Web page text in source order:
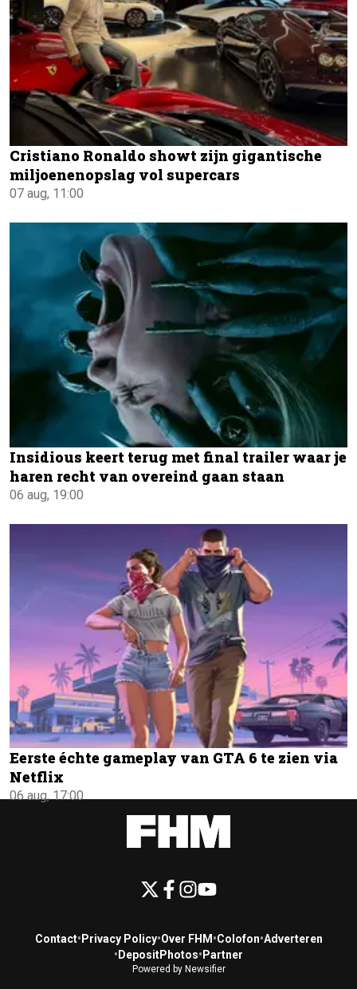
Cristiano Ronaldo showt zijn gigantische
miljoenenopslag vol supercars
07 aug, 11:00
Insidious keert terug met final trailer waar je
haren recht van overeind gaan staan
06 aug, 19:00
Eerste échte gameplay van GTA 6 te zien via
Netflix
06 aug, 17:00
Contact• Privacy Policy•Over FHM •Colofon•Adverteren
• DepositPhotos• Partner
Powered by Newsifier